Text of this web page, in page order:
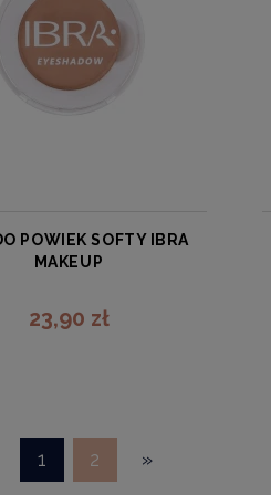
POWIEK SOFTY IBRA
MAKEUP
IBRA
23,90 zł
zobacz więcej
1 2 »